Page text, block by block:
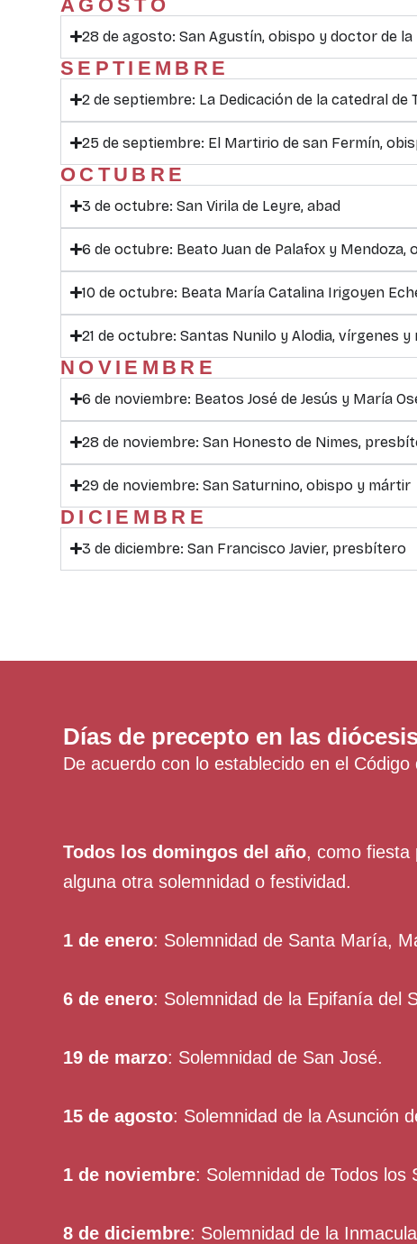
AGOSTO
28 de agosto: San Agustín, obispo y doctor de la
SEPTIEMBRE
2 de septiembre: La Dedicación de la catedral de
25 de septiembre: El Martirio de san Fermín,
OCTUBRE
3 de octubre: San Virila de Leyre, abad
6 de octubre: Beato Juan de Palafox y Mendoza,
10 de octubre: Beata María Catalina Irigoyen
21 de octubre: Santas Nunilo y Alodia, vírgenes
NOVIEMBRE
6 de noviembre: Beatos José de Jesús y María
28 de noviembre: San Honesto de Nimes,
29 de noviembre: San Saturnino, obispo y mártir
DICIEMBRE
3 de diciembre: San Francisco Javier, presbítero
Días de precepto en las
De acuerdo con lo establecido en el
Todos los domingos del año, como fiesta
alguna otra solemnidad o festividad.
1 de enero: Solemnidad de Santa María,
6 de enero: Solemnidad de la Epifanía del
19 de marzo: Solemnidad de San José.
15 de agosto: Solemnidad de la Asunción
1 de noviembre: Solemnidad de Todos los
8 de diciembre: Solemnidad de la